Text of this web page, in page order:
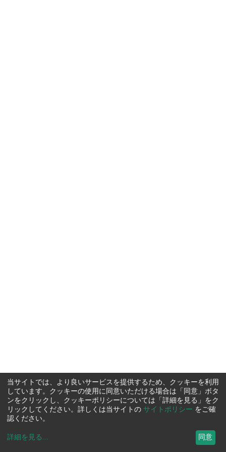
当サイトでは、より良いサービスを提供するため、クッキーを利用
しています。クッキーの使用に同意いただける場合は「同意」ボタ
ンをクリックし、クッキーポリシーについては「詳細を見る」をク
リックしてください。詳しくは当サイトの サイトポリシー をご確
認ください。
詳細を見る ... 同意